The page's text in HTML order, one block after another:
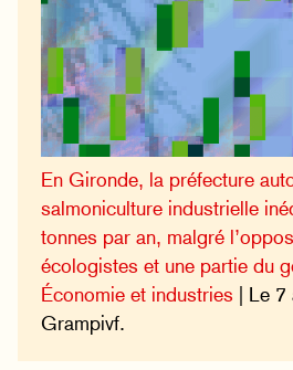
En Gironde, la préfecture
salmoniculture industrielle
tonnes par an, malgré
écologistes et une partie du
Économie et industries | Le 7
Grampivf.